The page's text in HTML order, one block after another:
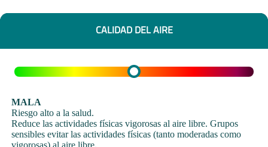
CALIDAD DEL AIRE
MALA
Riesgo alto a la salud.
Reduce las actividades físicas vigorosas al aire libre. Grupos
sensibles evitar las actividades físicas (tanto moderadas como
vigorosas) al aire libre.